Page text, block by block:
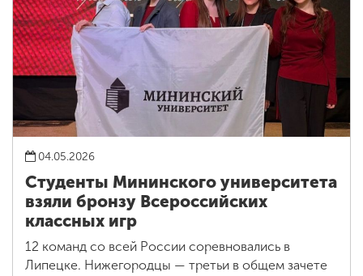
04.05.2026
Студенты Мининского университета
взяли бронзу Всероссийских
классных игр
12 команд со всей России соревновались в
Липецке. Нижегородцы — третьи в общем зачете